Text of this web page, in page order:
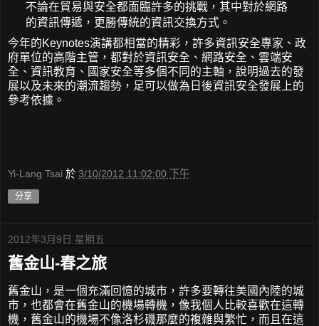
不論在貿易與安全都面臨許多的挑戰，其中對於網路
的資訊傳遞，更勝傳統的資訊交換方式。
今年的Keynotes演講都相當的精彩，許多資訊安全專家、政
府單位的高階主管，都對於資訊安全、網路安全、雲端安
全、資訊教育、國家安全等多個不同的主軸，說明過去的發
展以及未來的潮流趨勢，足可以做為日後資訊安全發展上的
參考依據。
Yi-Lang Tsai 於 3/10/2012 11:02:00 下午
分享
2012年3月9日 星期五
舊金山-春之旅
舊金山，是一個充滿回憶的城市，許多要轉往美國內陸的城
市，也都會在舊金山的機場轉機，像我個人比較喜歡在這轉
機，舊金山的機場不像洛杉磯那麼的複雜與繁忙，而且在這